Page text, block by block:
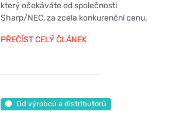
který očekáváte od společnosti
Sharp/NEC, za zcela konkurenční cenu.
PŘEČÍST CELÝ ČLÁNEK
Od výrobců a distributorů